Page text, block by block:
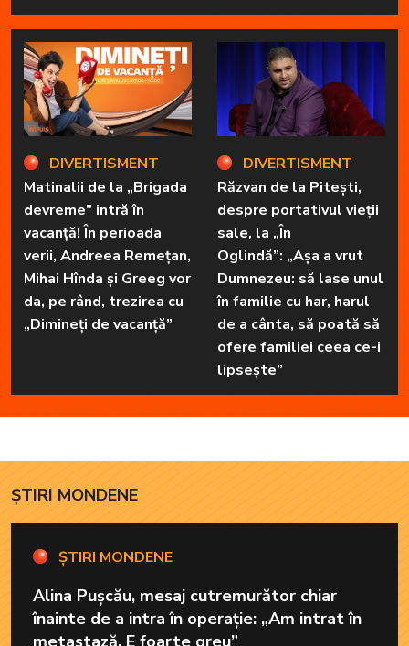
DIVERTISMENT
Matinalii de la „Brigada
devreme” intră în
vacanță! În perioada
verii, Andreea Remețan,
Mihai Hînda și Greeg vor
da, pe rând, trezirea cu
„Dimineți de vacanță”
DIVERTISMENT
Răzvan de la Pitești,
despre portativul vieții
sale, la „În
Oglindă”: „Așa a vrut
Dumnezeu: să lase unul
în familie cu har, harul
de a cânta, să poată să
ofere familiei ceea ce-i
lipsește”
ȘTIRI MONDENE
ȘTIRI MONDENE
Alina Pușcău, mesaj cutremurător chiar
înainte de a intra în operație: „Am intrat în